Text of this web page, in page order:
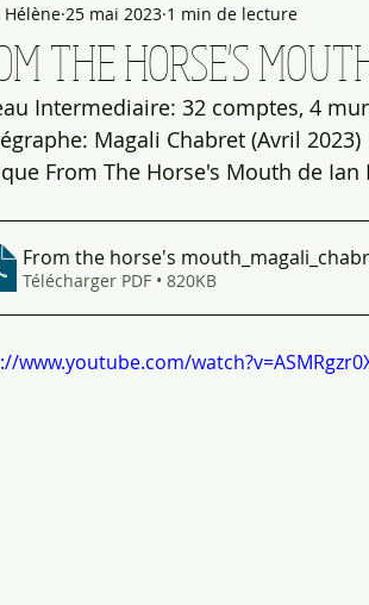
Evènements Boots Bals de
THE HORSE'S
Hélène 25 mai 2023 1 min de lecture
Intermediaire: 32 comptes, 4
Magali Chabret (Avril 2023)
From The Horse's Mouth de Ian
From the horse's
Télécharger PDF • 820KB
www.youtube.com/